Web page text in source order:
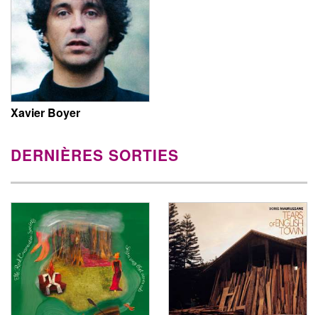
Xavier Boyer
DERNIÈRES SORTIES